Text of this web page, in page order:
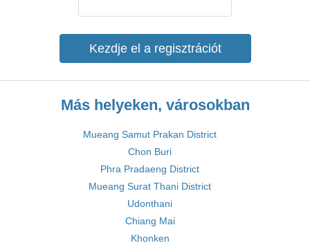
Kezdje el a regisztrációt
Más helyeken, városokban
Mueang Samut Prakan District
Chon Buri
Phra Pradaeng District
Mueang Surat Thani District
Udonthani
Chiang Mai
Khonken